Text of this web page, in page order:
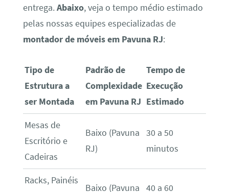
entrega.Abaixo, veja o tempo médio estimado
pelas nossas equipes especializadas de
montador de móveis em Pavuna RJ:
Tipo de
Estrutura a
ser Montada
Padrão de
Complexidade
em Pavuna RJ
Tempo de
Execução
Estimado
Mesas de
Escritório e
Cadeiras
Baixo (Pavuna
RJ)
30 a 50
minutos
Racks, Painéis
Baixo (Pavuna 40 a 60